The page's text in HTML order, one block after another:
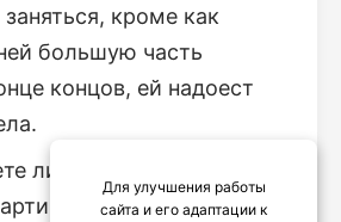
кроме как
большую часть
концов, ей надоест
ли вы на стрельбище
на выходных. Оба
Для улучшения работы
сайта и его адаптации к